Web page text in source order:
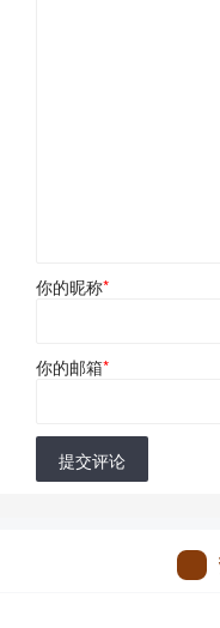
你的昵称*
你的邮箱*
提交评论